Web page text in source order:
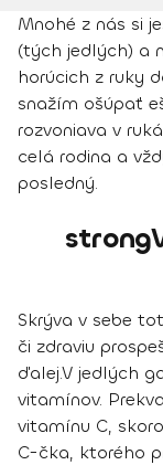
Mnohé z nás si
(tých jedlých) a
horúcich z ruky
snažím ošúpať
rozvoniava v
celá rodina a
posledný.
Skrýva v sebe
či zdraviu
ďalej.V jedlých
vitamínov.
vitamínu C,
C-čka, ktorého